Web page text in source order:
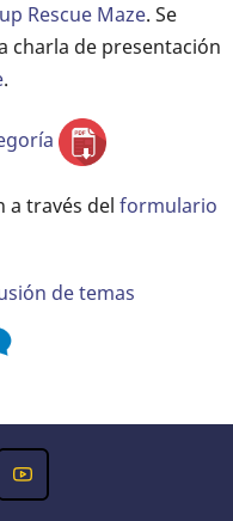
Rescue Maze. Se
charla de presentación
.
a través del formulario
de temas